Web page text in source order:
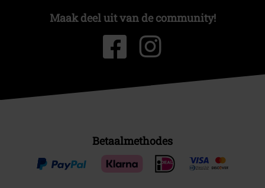
Maak deel uit van de community!
Betaalmethodes